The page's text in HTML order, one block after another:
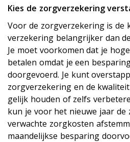
Kies de zorgverzekering
Voor de zorgverzekering is de
verzekering belangrijker dan
Je moet voorkomen dat je
betalen omdat je een
doorgevoerd. Je kunt
zorgverzekering en de
gelijk houden of zelfs
kun je voor het nieuwe jaar de
verwachte zorgkosten
maandelijkse besparing